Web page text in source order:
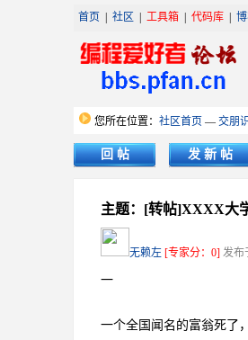
首页 社区 工具箱 代码库
您所在位置： 社区首页 — 交朋
回 帖 发 新 帖
主题：[转帖]XXXX大
无赖左 [专家分：0] 发布
一
一个全国闻名的富翁死了